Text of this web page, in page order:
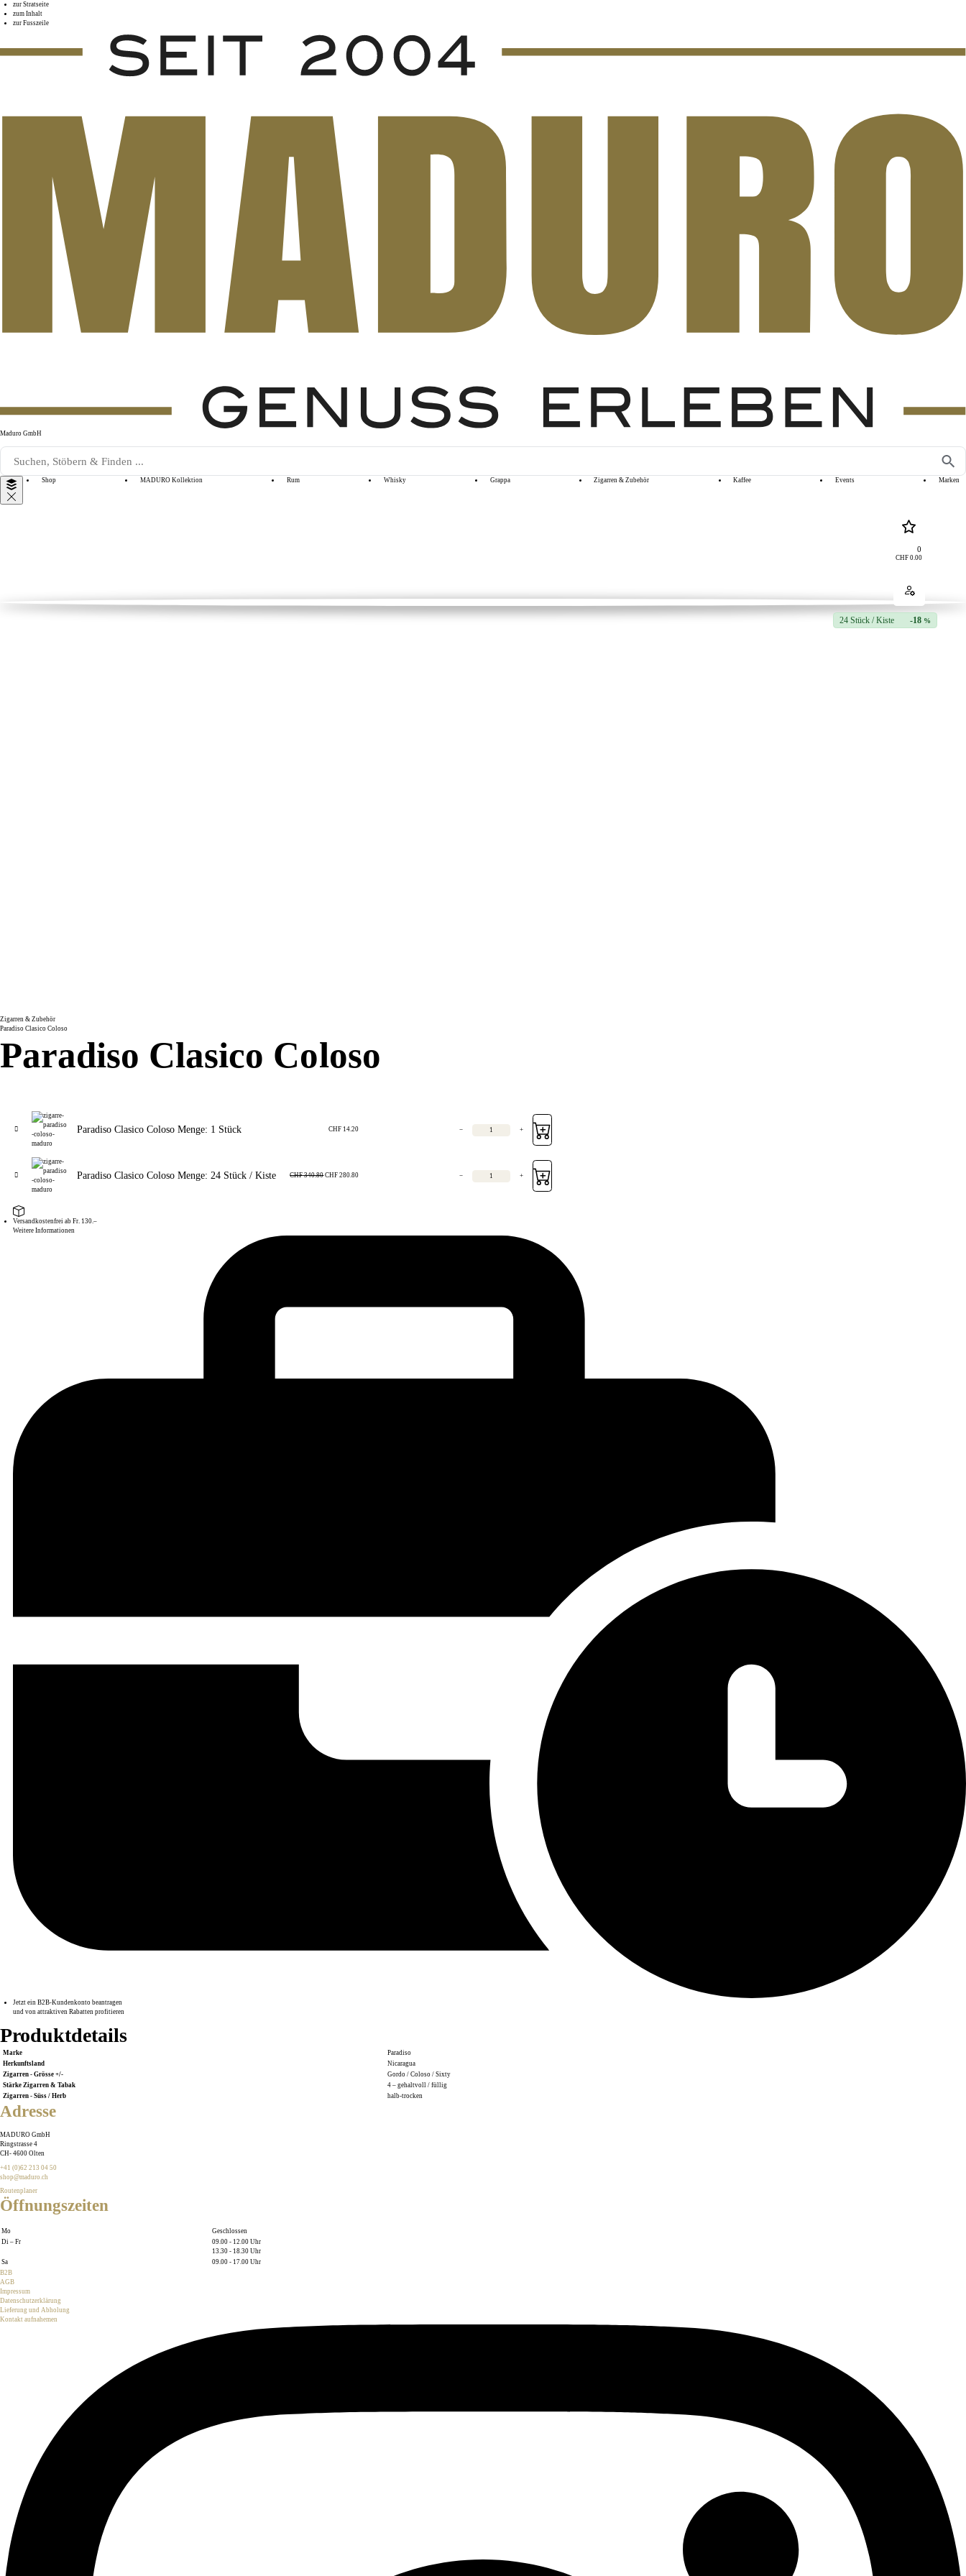
zur Stratseite
zum Inhalt
zur Fusszeile
Maduro GmbH
Shop MADURO Kollektion Rum Whisky Grappa Zigarren & Zubehör Kaffee Events Marken
CHF 0.00
0
24 Stück / Kiste -18 %
Zigarren & Zubehör
Paradiso Clasico Coloso
Paradiso Clasico Coloso
Paradiso Clasico Coloso Menge: 1 Stück CHF 14.20 − +
Paradiso Clasico Coloso Menge: 24 Stück / Kiste CHF340.80 CHF 280.80 − +
Versandkostenfrei ab Fr. 130.–
Weitere Informationen
Jetzt ein B2B-Kundenkonto beantragen
und von attraktiven Rabatten profitieren
Produktdetails
Marke
Paradiso
Herkunftsland
Nicaragua
Zigarren - Grösse +/-
Gordo / Coloso / Sixty
Stärke Zigarren & Tabak
4 – gehaltvoll / füllig
Zigarren - Süss / Herb
halb-trocken
Adresse
MADURO GmbH
Ringstrasse 4
CH- 4600 Olten
+41 (0)62 213 04 50
shop@maduro.ch
Routenplaner
Öffnungszeiten
Mo
Geschlossen
Di – Fr
09.00 - 12.00 Uhr
13.30 - 18.30 Uhr
Sa
09.00 - 17.00 Uhr
B2B
AGB
Impressum
Datenschutzerklärung
Lieferung und Abholung
Kontakt aufnahemen